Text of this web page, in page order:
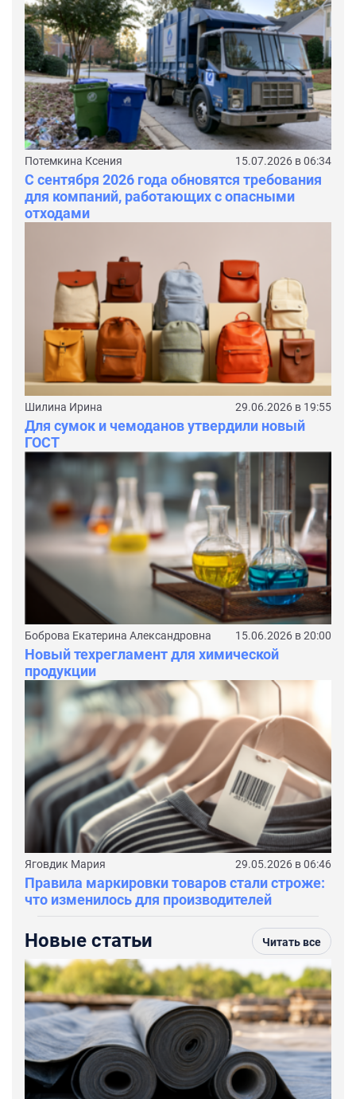
Потемкина Ксения 15.07.2026 в 06:34
С сентября 2026 года обновятся требования
для компаний, работающих с опасными
отходами
Шилина Ирина 29.06.2026 в 19:55
Для сумок и чемоданов утвердили новый
ГОСТ
Боброва Екатерина Александровна 15.06.2026 в 20:00
Новый техрегламент для химической
продукции
Яговдик Мария 29.05.2026 в 06:46
Правила маркировки товаров стали строже:
что изменилось для производителей
Новые статьи Читать все